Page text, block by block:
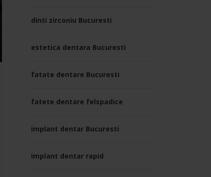
dinti zirconiu Bucuresti
estetica dentara Bucuresti
fatate dentare Bucuresti
fatete dentare felspadice
implant dentar Bucuresti
implant dentar rapid